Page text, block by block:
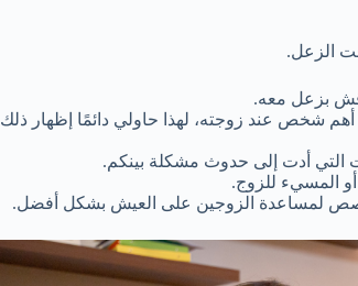
الزعل.
بزعل معه.
شخص عند زوجته، لهذا حاولي دائمًا إظهار ذلك
التي أدت إلى حدوث مشكلة بينكم.
المسيء للزوج.
لمساعدة الزوجين على العيش بشكل أفضل.